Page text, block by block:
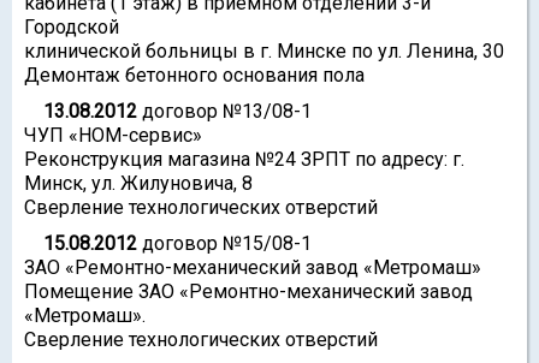
Городской
клинической больницы в г. Минске по ул. Ленина, 30
Демонтаж бетонного основания пола
13.08.2012 договор №13/08-1
ЧУП «НОМ-сервис»
Реконструкция магазина №24 ЗРПТ по адресу: г.
Минск, ул. Жилуновича, 8
Сверление технологических отверстий
15.08.2012 договор №15/08-1
ЗАО «Ремонтно-механический завод «Метромаш»
Помещение ЗАО «Ремонтно-механический завод
«Метромаш».
Сверление технологических отверстий